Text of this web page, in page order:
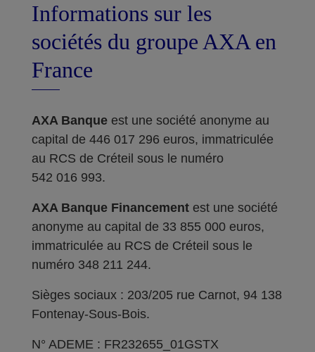
Informations sur les
sociétés du groupe AXA en
France
AXA Banque est une société anonyme au
capital de 446 017 296 euros, immatriculée
au RCS de Créteil sous le numéro
542 016 993.
AXA Banque Financement est une société
anonyme au capital de 33 855 000 euros,
immatriculée au RCS de Créteil sous le
numéro 348 211 244.
Sièges sociaux : 203/205 rue Carnot, 94 138
Fontenay-Sous-Bois.
N° ADEME : FR232655_01GSTX